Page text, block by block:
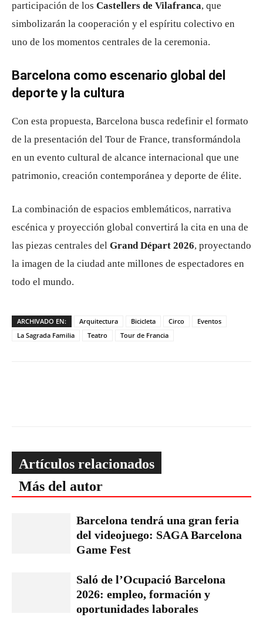
participación de los Castellers de Vilafranca, que
simbolizarán la cooperación y el espíritu colectivo en
uno de los momentos centrales de la ceremonia.
Barcelona como escenario global del
deporte y la cultura
Con esta propuesta, Barcelona busca redefinir el formato
de la presentación del Tour de France, transformándola
en un evento cultural de alcance internacional que une
patrimonio, creación contemporánea y deporte de élite.
La combinación de espacios emblemáticos, narrativa
escénica y proyección global convertirá la cita en una de
las piezas centrales del Grand Départ 2026, proyectando
la imagen de la ciudad ante millones de espectadores en
todo el mundo.
ARCHIVADO EN: Arquitectura Bicicleta Circo
Eventos
La Sagrada Familia
Teatro Tour de Francia
Artículos relacionados
Más del autor
Barcelona tendrá una gran feria
del videojuego: SAGA Barcelona
Game Fest
Saló de l’Ocupació Barcelona
2026: empleo, formación y
oportunidades laborales